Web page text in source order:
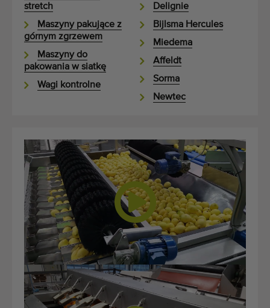
stretch
Maszyny pakujące z
górnym zgrzewem
Maszyny do
pakowania w siatkę
Wagi kontrolne
Delignie
Bijlsma Hercules
Miedema
Affeldt
Sorma
Newtec